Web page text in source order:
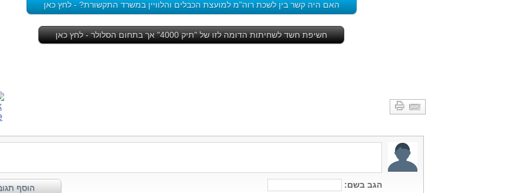
האם היה קשר בין לשכת רוה"מ למועצת הכבלים והלוויין במשרד התקשורת? - לחץ כאן
חשיפת חשד לשחיתות הדומה לזו של "תיק 4000" אך בתחום הסלולר - לחץ כאן